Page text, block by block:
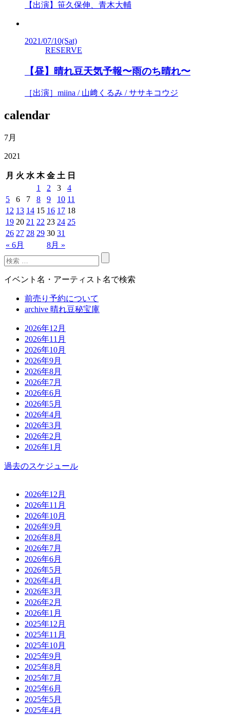
【出演】笹久保伸、青木大輔
2021/07/10(Sat)
RESERVE
【昼】晴れ豆天気予報〜雨のち晴れ〜
［出演］miina / 山﨑くるみ / ササキコウジ
calendar
7月
2021
月 火 水 木 金 土 日
« 6月 8月 »
1 2 3
4
5
6 7 8 9 10 11
12 13 14 15 16 17 18
19 20 21 22 23 24 25
26 27 28 29 30 31
イベント名・アーティスト名で検索
前売り予約について
archive 晴れ豆秘宝庫
2026年12月
2026年11月
2026年10月
2026年9月
2026年8月
2026年7月
2026年6月
2026年5月
2026年4月
2026年3月
2026年2月
2026年1月
過去のスケジュール
2026年12月
2026年11月
2026年10月
2026年9月
2026年8月
2026年7月
2026年6月
2026年5月
2026年4月
2026年3月
2026年2月
2026年1月
2025年12月
2025年11月
2025年10月
2025年9月
2025年8月
2025年7月
2025年6月
2025年5月
2025年4月